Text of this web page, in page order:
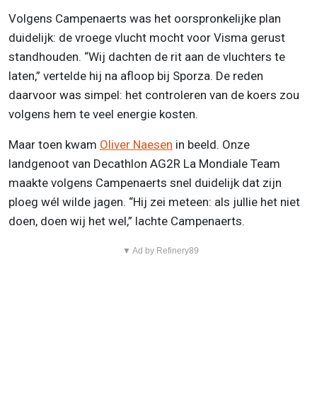
Volgens Campenaerts was het oorspronkelijke plan
duidelijk: de vroege vlucht mocht voor Visma gerust
standhouden. “Wij dachten de rit aan de vluchters te
laten,” vertelde hij na afloop bij Sporza. De reden
daarvoor was simpel: het controleren van de koers zou
volgens hem te veel energie kosten.
Maar toen kwam Oliver Naesen in beeld. Onze
landgenoot van Decathlon AG2R La Mondiale Team
maakte volgens Campenaerts snel duidelijk dat zijn
ploeg wél wilde jagen. “Hij zei meteen: als jullie het niet
doen, doen wij het wel,” lachte Campenaerts.
▼ Ad by Refinery89